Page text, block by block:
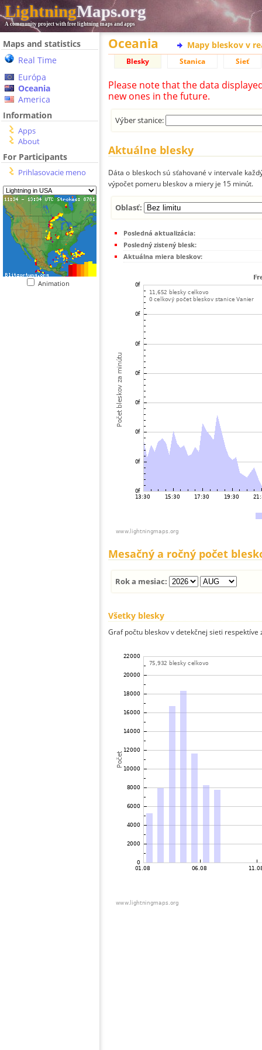
LightningMaps.org
A community project with free lightning maps and apps
Maps and statistics
Real Time
Európa
Oceania
America
Information
Apps
About
For Participants
Prihlasovacie meno
Animation
Oceania Mapy bleskov v
Blesky Stanica Sieť
Please note that the data
new ones in the future.
Výber stanice:
Aktuálne blesky
Dáta o bleskoch sú sťahované v intervale
výpočet pomeru bleskov a miery je 15 minút.
Oblasť:
Posledná aktualizácia:
Posledný zistený blesk:
Aktuálna miera bleskov:
Mesačný a ročný počet
Rok a mesiac:
Všetky blesky
Graf počtu bleskov v detekčnej sieti respektíve